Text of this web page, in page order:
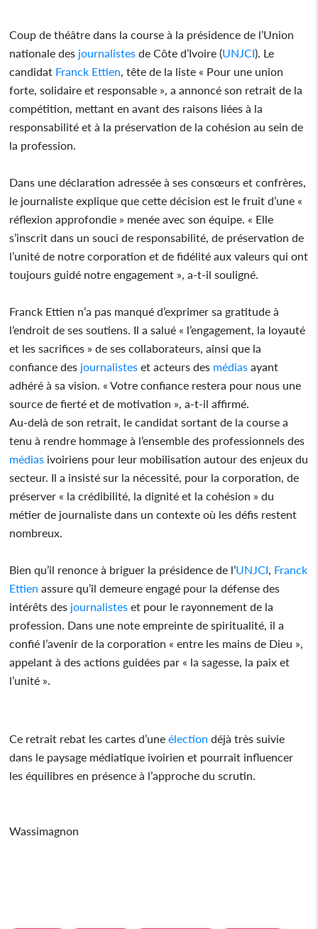
Coup de théâtre dans la course à la présidence de l’Union
nationale des journalistes de Côte d’Ivoire (UNJCI). Le
candidat Franck Ettien , tête de la liste « Pour une union
forte, solidaire et responsable », a annoncé son retrait de la
compétition, mettant en avant des raisons liées à la
responsabilité et à la préservation de la cohésion au sein de
la profession.
Dans une déclaration adressée à ses consœurs et confrères,
le journaliste explique que cette décision est le fruit d’une «
réflexion approfondie » menée avec son équipe. « Elle
s’inscrit dans un souci de responsabilité, de préservation de
l’unité de notre corporation et de fidélité aux valeurs qui ont
toujours guidé notre engagement », a-t-il souligné.
Franck Ettien n’a pas manqué d’exprimer sa gratitude à
l’endroit de ses soutiens. Il a salué « l’engagement, la loyauté
et les sacrifices » de ses collaborateurs, ainsi que la
confiance des journalistes et acteurs des médias ayant
adhéré à sa vision. « Votre confiance restera pour nous une
source de fierté et de motivation », a-t-il affirmé.
Au-delà de son retrait, le candidat sortant de la course a
tenu à rendre hommage à l’ensemble des professionnels des
médias ivoiriens pour leur mobilisation autour des enjeux du
secteur. Il a insisté sur la nécessité, pour la corporation, de
préserver « la crédibilité, la dignité et la cohésion » du
métier de journaliste dans un contexte où les défis restent
nombreux.
Bien qu’il renonce à briguer la présidence de l’UNJCI Franck
Ettien assure qu’il demeure engagé pour la défense des
intérêts des journalistes et pour le rayonnement de la
profession. Dans une note empreinte de spiritualité, il a
confié l’avenir de la corporation « entre les mains de Dieu »,
appelant à des actions guidées par « la sagesse, la paix et
l’unité ».
Ce retrait rebat les cartes d’une élection déjà très suivie
dans le paysage médiatique ivoirien et pourrait influencer
les équilibres en présence à l’approche du scrutin.
Wassimagnon